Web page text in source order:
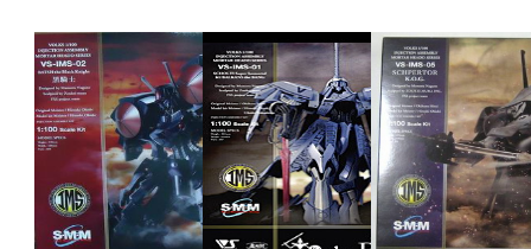
Setaria &
Haures 組裝
模型(不挑盒
況)(售完缺
貨...
售價:0
甲界 人馬兵
(不挑盒況)
(售完缺貨...
售價:0
TYPE 2C
Super Ball 月
亮雪人 Moon
Snowman 組
裝模型(不挑
盒況)(售完缺
貨...
售價:0